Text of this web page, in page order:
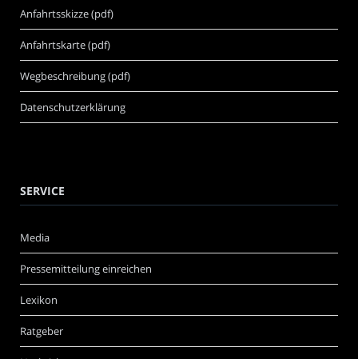
Anfahrtsskizze (pdf)
Anfahrtskarte (pdf)
Wegbeschreibung (pdf)
Datenschutzerklärung
SERVICE
Media
Pressemitteilung einreichen
Lexikon
Ratgeber